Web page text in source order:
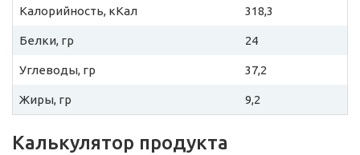
Калорийность, кКал 318,3
Белки, гр 24
Углеводы, гр 37,2
Жиры, гр 9,2
Калькулятор продукта